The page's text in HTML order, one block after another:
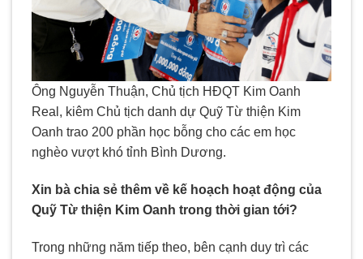
Ông Nguyễn Thuận, Chủ tịch HĐQT Kim Oanh
Real, kiêm Chủ tịch danh dự Quỹ Từ thiện Kim
Oanh trao 200 phần học bỗng cho các em học
nghèo vượt khó tỉnh Bình Dương.
Xin bà chia sẻ thêm về kế hoạch hoạt động của
Quỹ Từ thiện Kim Oanh trong thời gian tới?
Trong những năm tiếp theo, bên cạnh duy trì các